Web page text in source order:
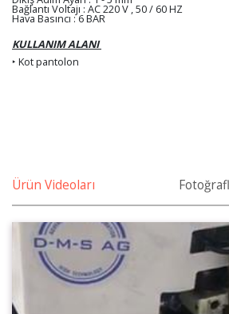
Bağlantı Voltajı : AC 220 V , 50 / 60 HZ
Hava Basıncı : 6 BAR
KULLANIM ALANI
‣ Kot pantolon
Ürün Videoları